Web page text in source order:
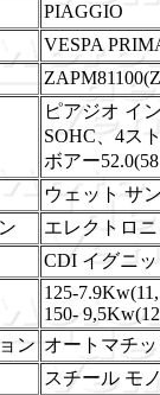
PIAGGIO
VESPA
ピアジオ イ
SOHC、4ス
ボアー
ウェット サ
エレクトロ
CDI イグニ
125-
150-
ン オートマチ
スチール モ